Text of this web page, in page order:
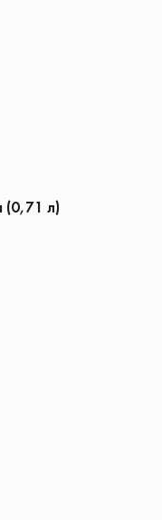
(0,71 л)